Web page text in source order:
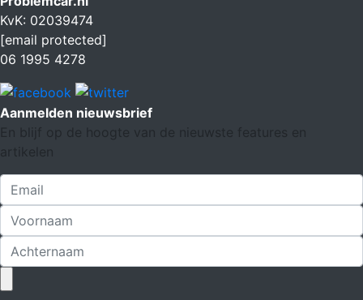
KvK: 02039474
[email protected]
06 1995 4278
Aanmelden nieuwsbrief
En blijf op de hoogte van de nieuwste features en
artikelen